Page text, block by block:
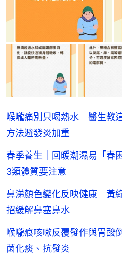
喉嚨痛別只喝熱水 醫生教
方法避發炎加重
春季養生｜回暖潮濕易「春
3類體質要注意
鼻涕顏色變化反映健康 黃
招緩解鼻塞鼻水
喉嚨痕咳嗽反覆發作與胃酸
菌化痰、抗發炎